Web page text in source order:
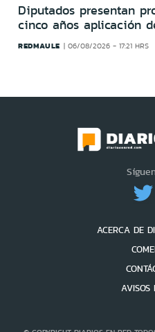
Diputados presentan
cinco años aplicación
REDMAULE 06/08/2026 - 17:21 HRS
ACERCA DE
AVISOS